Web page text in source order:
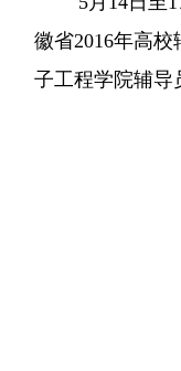
徽省2016年高
子工程学院辅导